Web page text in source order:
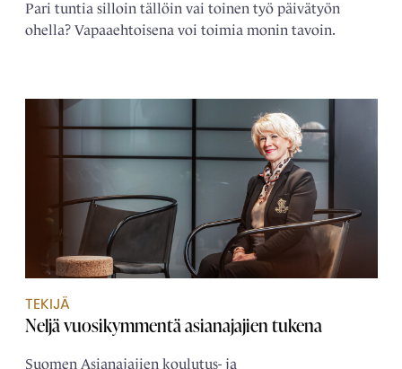
Pari tuntia silloin tällöin vai toinen työ päivätyön
ohella? Vapaaehtoisena voi toimia monin tavoin.
TEKIJÄ
Neljä ­vuosikymmentä ­asianajajien tukena
Suomen Asianajajien koulutus- ja